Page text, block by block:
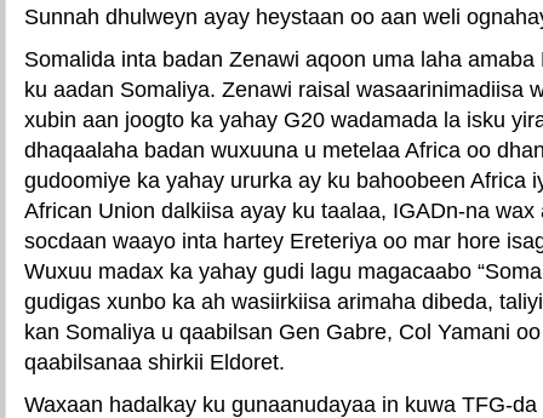
Sunnah dhulweyn ayay heystaan oo aan weli
Somalida inta badan Zenawi aqoon uma laha
ku aadan Somaliya. Zenawi raisal wasaarinimadiisa
xubin aan joogto ka yahay G20 wadamada la isku
dhaqaalaha badan wuxuuna u metelaa Africa oo
gudoomiye ka yahay ururka ay ku bahoobeen Africa
African Union dalkiisa ayay ku taalaa, IGADn-na
socdaan waayo inta hartey Ereteriya oo mar hore
Wuxuu madax ka yahay gudi lagu magacaabo
gudigas xunbo ka ah wasiirkiisa arimaha dibeda,
kan Somaliya u qaabilsan Gen Gabre, Col Yamani
qaabilsanaa shirkii Eldoret.
Waxaan hadalkay ku gunaanudayaa in kuwa TFG-